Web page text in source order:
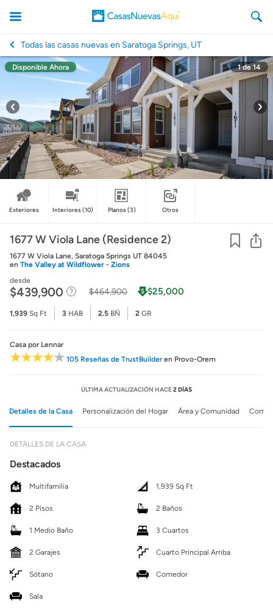
CasasNuevasAqui
Todas las casas nuevas en Saratoga Springs, UT
Disponible Ahora 1de 14
Exteriores Interiores(10) Planos(3) Otros
1677 W Viola Lane (Residence 2)
1677 W Viola Lane, Saratoga Springs UT 84045
en The Valley at Wildflower - Zions
desde
$439,900 $464,900 $25,000
1,939 Sq Ft 3 HAB 2.5 BÑ 2 GR
Casa por Lennar
105 Reseñas de TrustBuilderen Provo-Orem
ÚLTIMA ACTUALIZACIÓN HACE2 DÍAS
Detalles de la Casa Personalización del Hogar Área y Comunidad
DETALLES DE LA CASA
Destacados
Multifamilia 1,939 Sq Ft
2 Pisos 2 Baños
1 Medio Baño 3 Cuartos
2 Garajes Cuarto Principal Arriba
Sótano Comedor
Sala